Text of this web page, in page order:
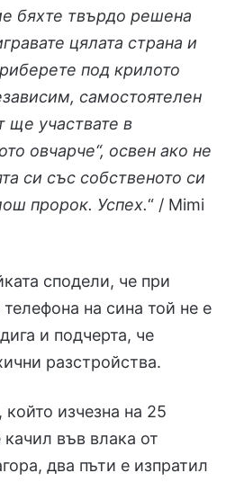
бяхте твърдо решена
цялата страна и
под крилото
самостоятелен
участвате в
овчарче“, освен ако не
си със собственото си
пророк. Успех.“ / Mimi
сподели, че при
на сина той не е
и подчерта, че
разстройства.
изчезна на 25
във влака от
два пъти е изпратил